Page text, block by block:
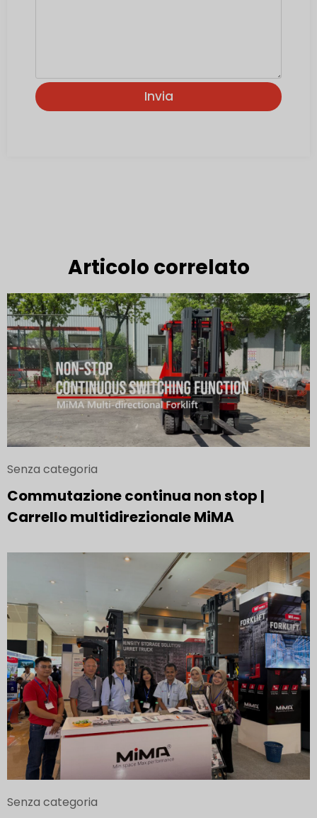
Invia
Articolo correlato
Senza categoria
Commutazione continua non stop |
Carrello multidirezionale MiMA
Senza categoria